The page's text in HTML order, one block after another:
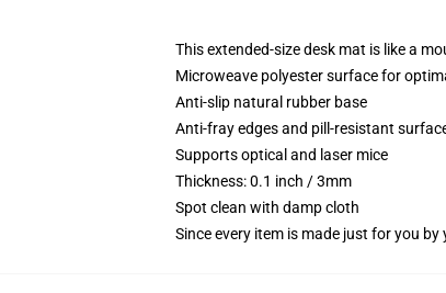
This extended-size desk mat is like a
Microweave polyester surface for
Anti-slip natural rubber base
Anti-fray edges and pill-resistant
Supports optical and laser mice
Thickness: 0.1 inch / 3mm
Spot clean with damp cloth
Since every item is made just for you